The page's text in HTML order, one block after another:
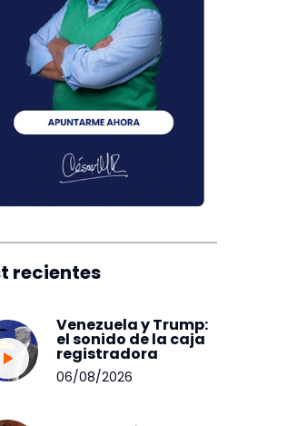
recientes
Venezuela y Trump:
el sonido de la caja
registradora
06/08/2026